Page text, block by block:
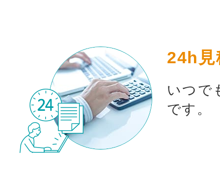
24h見
いつで
です。